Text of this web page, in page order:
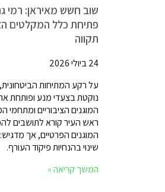
שוב חשש מאיראן: רמי
פתיחת כלל המקלטים
תקווה
24 ביולי 2026
על רקע המתיחות
נוקטת בצעדי מנע ופותחת
המוגנים הציבוריים ומתחמי
ראש העיר קורא לתושבים
המוגנים הפרטיים, אך
שינוי בהנחיות פיקוד העורף.
המשך קריאה »